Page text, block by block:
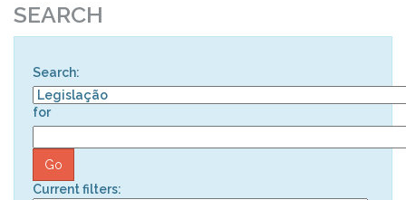
SEARCH
Search:
for
Current filters: